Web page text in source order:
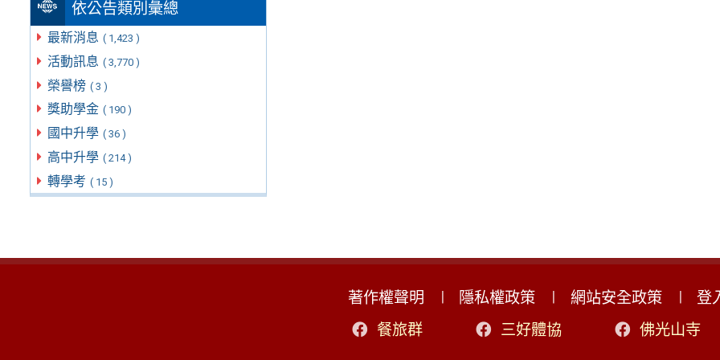
依公告類別彙總
最新消息 ( 1,423 )
活動訊息 ( 3,770 )
榮譽榜 ( 3 )
獎助學金 ( 190 )
國中升學 ( 36 )
高中升學 ( 214 )
轉學考 ( 15 )
著作權聲明 隱私權政策 網站安全政策
登
餐旅群
三好體協 佛光山寺